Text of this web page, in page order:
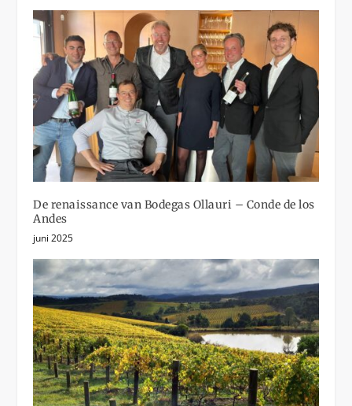
De renaissance van Bodegas Ollauri – Conde de los
Andes
juni 2025